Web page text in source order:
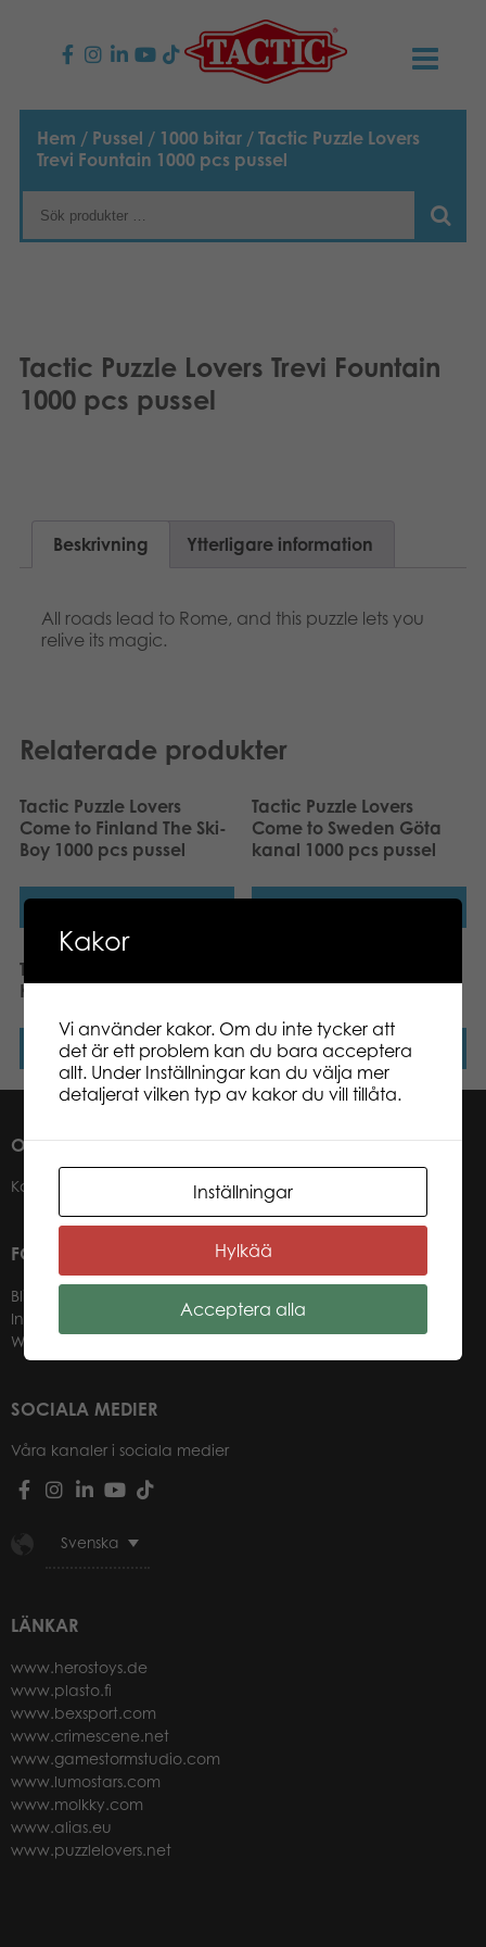
PRODUKTER
Barnspel
Pussel
Applikationer
TACTIC
Vår berättelse
Göra en reklamation
Länkar och sidor
Dansk
Français
Polski
Deutsch
Hem / Pussel / 1000 bitar / Tactic Puzzle Lovers
Trevi Fountain 1000 pcs pussel
Tactic Puzzle Lovers Trevi Fountain
1000 pcs pussel
Beskrivning Ytterligare information
All roads lead to Rome, and this puzzle lets you
relive its magic.
Relaterade produkter
Tactic Puzzle Lovers
Come to Finland The Ski-
Boy 1000 pcs pussel
Tactic Puzzle Lovers
Come to Sweden Göta
kanal 1000 pcs pussel
Tactic Puzzle Lovers Cute
Kittens 1000 pcs pussel
Läs mer Läs mer
OM OSS
Kontakter
FÖR VÅRA ÅTERFÖRSÄLJARE
Bli återförsäljare
Information för återförsäljare
Webbutik-login för återförsäljare
SOCIALA MEDIER
Våra kanaler i sociala medier
Svenska
LÄNKAR
www.herostoys.de
www.plasto.fi
www.bexsport.com
www.crimescene.net
www.gamestormstudio.com
www.lumostars.com
www.molkky.com
www.alias.eu
www.puzzlelovers.net
Kakor
Vi använder kakor. Om du inte tycker att
det är ett problem kan du bara acceptera
allt. Under Inställningar kan du välja mer
detaljerat vilken typ av kakor du vill tillåta.
Inställningar
Hylkää
Acceptera alla